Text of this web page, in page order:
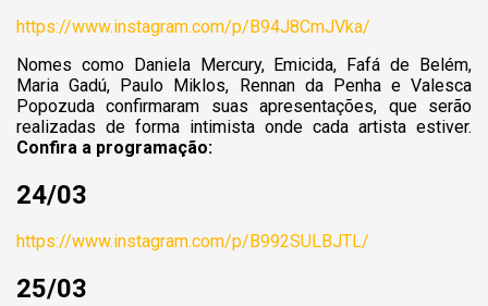
https://www.instagram.com/p/B94J8CmJVka/
Nomes como Daniela Mercury, Emicida, Fafá de Belém,
Maria Gadú, Paulo Miklos, Rennan da Penha e Valesca
Popozuda confirmaram suas apresentações, que serão
realizadas de forma intimista onde cada artista estiver.
Confira a programação:
24/03
https://www.instagram.com/p/B992SULBJTL/
25/03